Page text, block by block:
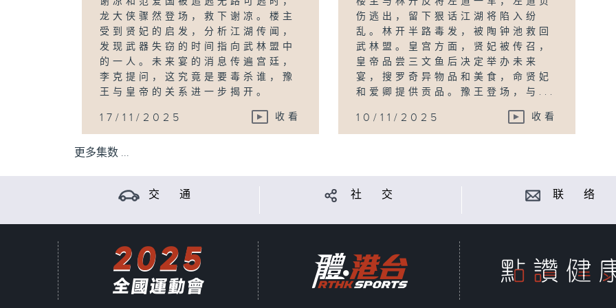
龙大侠骤然登场，救下谢凉。楼主
受到贤妃的启发，分析江湖传闻，
发现武器失窃的时间指向武林盟中
的一人。未来宴的消息传遍宫廷，
李克提问，这究竟是要毒杀谁，豫
王与皇帝的关系进一步揭开。
17/11/2025 收看
伤逃出，留下狠话江湖将陷入纷
乱。林开半路毒发，被陶钟池救回
武林盟。皇宫方面，贤妃被传召，
皇帝品尝三文鱼后决定举办未来
宴，搜罗奇异物品和美食，命贤妃
和爱卿提供贡品。豫王登场，与...
10/11/2025 收看
更多集数 ...
交 通 社 交 联 络